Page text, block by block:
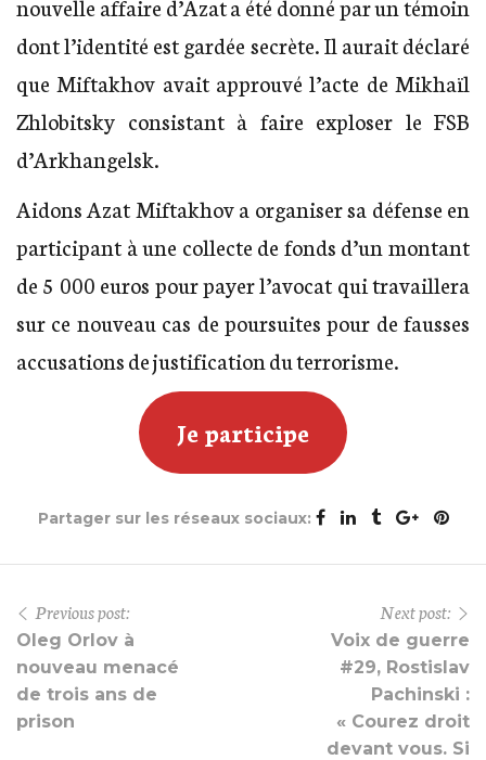
nouvelle affaire d’Azat a été donné par un témoin
dont l’identité est gardée secrète. Il aurait déclaré
que Miftakhov avait approuvé l’acte de Mikhaïl
Zhlobitsky consistant à faire exploser le FSB
d’Arkhangelsk.
Aidons Azat Miftakhov a organiser sa défense en
participant à une collecte de fonds d’un montant
de 5 000 euros pour payer l’avocat qui travaillera
sur ce nouveau cas de poursuites pour de fausses
accusations de justification du terrorisme.
Je participe
Partager sur les réseaux sociaux:
Previous post:
Oleg Orlov à
nouveau menacé
de trois ans de
prison
Next post:
Voix de guerre
#29, Rostislav
Pachinski :
« Courez droit
devant vous. Si